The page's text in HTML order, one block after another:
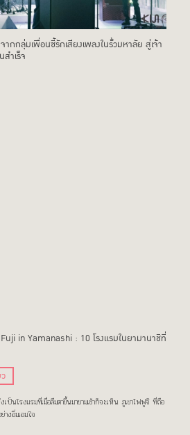
กกลุ่มเพื่อนซี้รักเสียงเพลงในรั้วมหาลัย สู่เจ้า
ำเร็จ
in Yamanashi : 10 โรงแรมในยามานาชิที่
ป็นโรงแรมที่เมื่อลืมตาขึ้นมายามเช้าก็จะเห็น ภูเขาไฟฟูจิ ที่ถือ
งอิ่มเอมใจ